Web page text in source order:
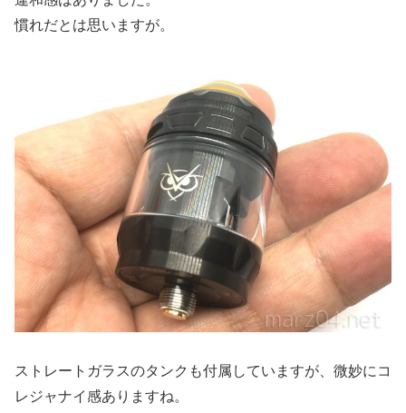
慣れだとは思いますが。
ストレートガラスのタンクも付属していますが、微妙にコ
レジャナイ感ありますね。